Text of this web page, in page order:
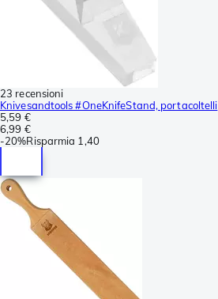
23 recensioni
Knivesandtools #OneKnifeStand, portacoltelli
5,59 €
6,99 €
-20%Risparmia 1,40